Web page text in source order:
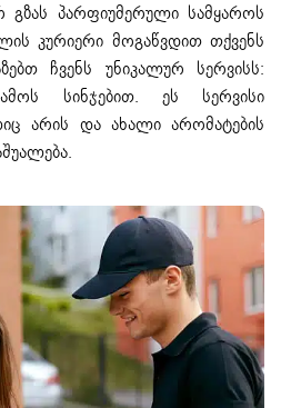
გზას პარფიუმერული სამყაროს
კურიერი მოგაწვდით თქვენს
ჩვენს უნიკალურ სერვისს:
სინჯებით. ეს სერვისი
არის და ახალი არომატების